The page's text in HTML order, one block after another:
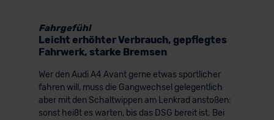
Fahrgefühl
Leicht erhöhter Verbrauch, gepflegtes
Fahrwerk, starke Bremsen
Wer den Audi A4 Avant gerne etwas sportlicher
fahren will, muss die Gangwechsel gelegentlich
aber mit den Schaltwippen am Lenkrad anstoßen:
sonst heißt es warten, bis das DSG bereit ist. Bei